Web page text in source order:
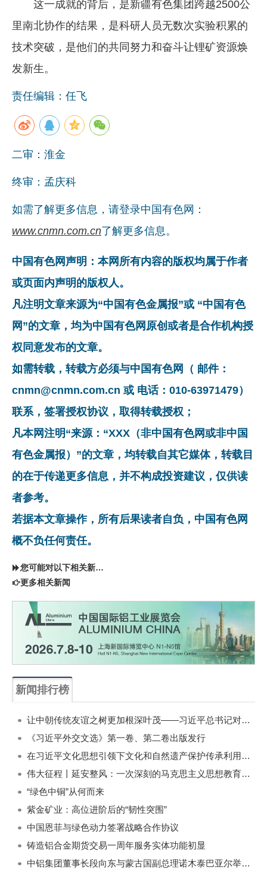
这一成就的背后，是新疆有色集团跨越2500公
里南北协作的结果，是科研人员无数次实验积累的
技术突破，是他们的共同努力和奋斗让锂矿资源焕
发新生。
责任编辑：任飞
二审：淮金
终审：孟庆科
如需了解更多信息，请登录中国有色网：
www.cnmn.com.cn了解更多信息。
中国有色网声明：本网所有内容的版权均属于作者
或页面内声明的版权人。
凡注明文章来源为“中国有色金属报”或 “中国有色
网”的文章，均为中国有色网原创或者是合作机构授
权同意发布的文章。
如需转载，转载方必须与中国有色网（ 邮件：
cnmn@cnmn.com.cn 或 电话：010-63971479）
联系，签署授权协议，取得转载授权；
凡本网注明“来源：“XXX（非中国有色网或非中国
有色金属报）”的文章，均转载自其它媒体，转载目
的在于传递更多信息，并不构成投资建议，仅供读
者参考。
若据本文章操作，所有后果读者自负，中国有色网
概不负任何责任。
您可能对以下相关新闻同样感兴趣
更多相关新闻
新闻排行榜
让中朝传统友谊之树更加根深叶茂——习近平总书记对朝鲜进行国事访问纪实
《习近平外交文选》第一卷、第二卷出版发行
在习近平文化思想引领下文化和自然遗产保护传承利用工作开创新局面
伟大征程丨延安整风：一次深刻的马克思主义思想教育运动
“绿色中铜”从何而来
紫金矿业：高位进阶后的“韧性突围”
中国恩菲与绿色动力签署战略合作协议
铸造铝合金期货交易一周年服务实体功能初显
中铝集团董事长段向东与蒙古国副总理诺木泰巴亚尔举行会谈